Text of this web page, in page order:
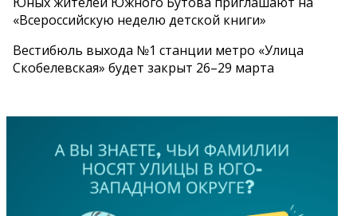
«Всероссийскую неделю детской книги»
Вестибюль выхода №1 станции метро «Улица
Скобелевская» будет закрыт 26–29 марта